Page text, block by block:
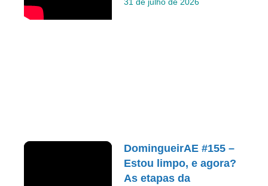
DomingueirAE #155 –
Estou limpo, e agora?
As etapas da